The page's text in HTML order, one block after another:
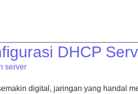
DHCP
server
digital, jaringan yang handal